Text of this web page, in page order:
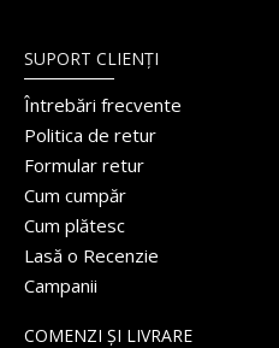
SUPORT CLIENȚI
Întrebări frecvente
Politica de retur
Formular retur
Cum cumpăr
Cum plătesc
Lasă o Recenzie
Campanii
COMENZI ȘI LIVRARE